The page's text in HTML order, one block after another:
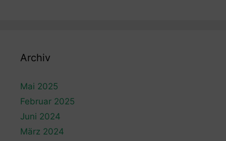
Archiv
Mai 2025
Februar 2025
Juni 2024
März 2024